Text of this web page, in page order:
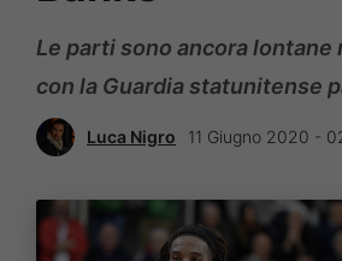
Le parti sono ancora lontane
con la Guardia statunitense
Luca Nigro 11 Giugno 2020 -